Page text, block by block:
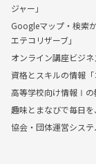
ジャー」
Googleマップ・検索
エテコリザーブ」
オンライン講座ビジネ
資格とスキルの情報「
高等学校向け情報Ⅰの
趣味とまなびで毎日を
協会・団体運営システ